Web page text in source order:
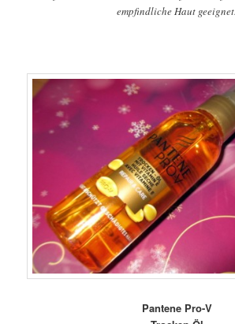
empfindliche Haut geeignet.
Pantene Pro-V